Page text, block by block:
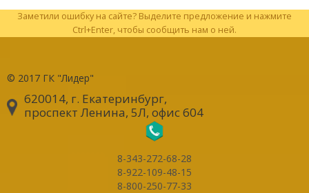
Заметили ошибку на сайте? Выделите предложение и нажмите
Ctrl+Enter, чтобы сообщить нам о ней.
© 2017 ГК "Лидер"
620014, г. Екатеринбург,
проспект Ленина, 5Л, офис 604
8-343-272-68-28
8-922-109-48-15
8-800-250-77-33